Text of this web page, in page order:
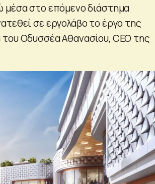
μέσα στο επόμενο διάστημα
σε εργολάβο το έργο της
Οδυσσέα Αθανασίου, CEO της